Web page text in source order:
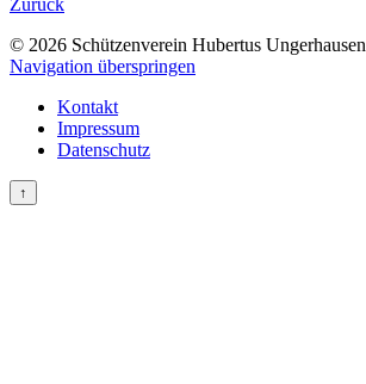
© 2026 Schützenverein Hubertus Ungerhausen
Navigation überspringen
Kontakt
Impressum
Datenschutz
↑